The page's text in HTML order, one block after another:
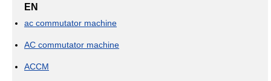
EN
ac commutator machine
AC commutator machine
ACCM